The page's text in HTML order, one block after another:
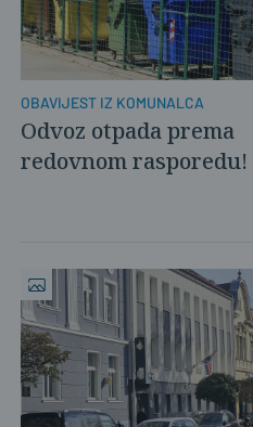
OBAVIJEST IZ KOMUNALCA
Odvoz otpada prema
redovnom rasporedu!